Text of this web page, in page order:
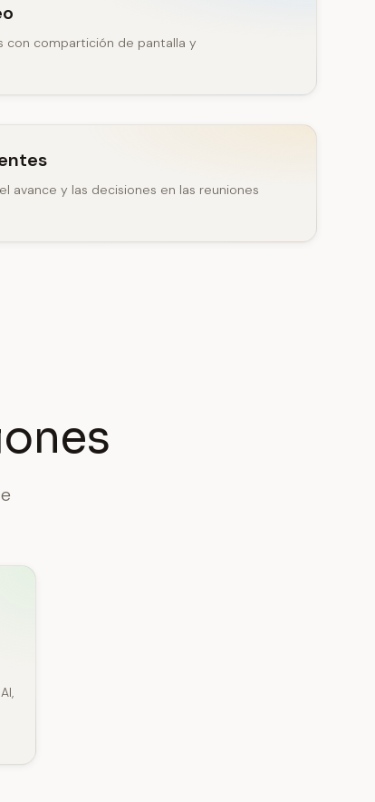
con compartición de pantalla y
avance y las decisiones en las reuniones